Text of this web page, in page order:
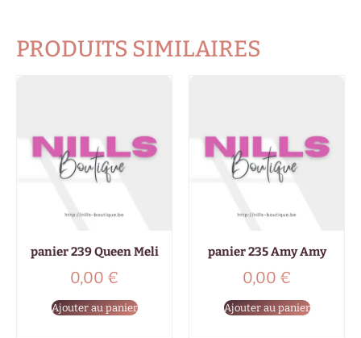
PRODUITS SIMILAIRES
panier 239 Queen Meli
0,00 €
Ajouter au panier
panier 235 Amy Amy
0,00 €
Ajouter au panier